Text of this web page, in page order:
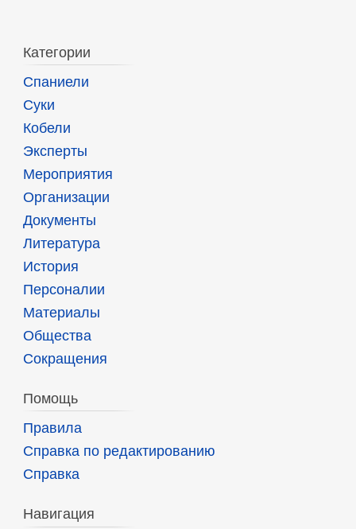
Категории
Спаниели
Суки
Кобели
Эксперты
Мероприятия
Организации
Документы
Литература
История
Персоналии
Материалы
Общества
Сокращения
Помощь
Правила
Справка по редактированию
Справка
Навигация